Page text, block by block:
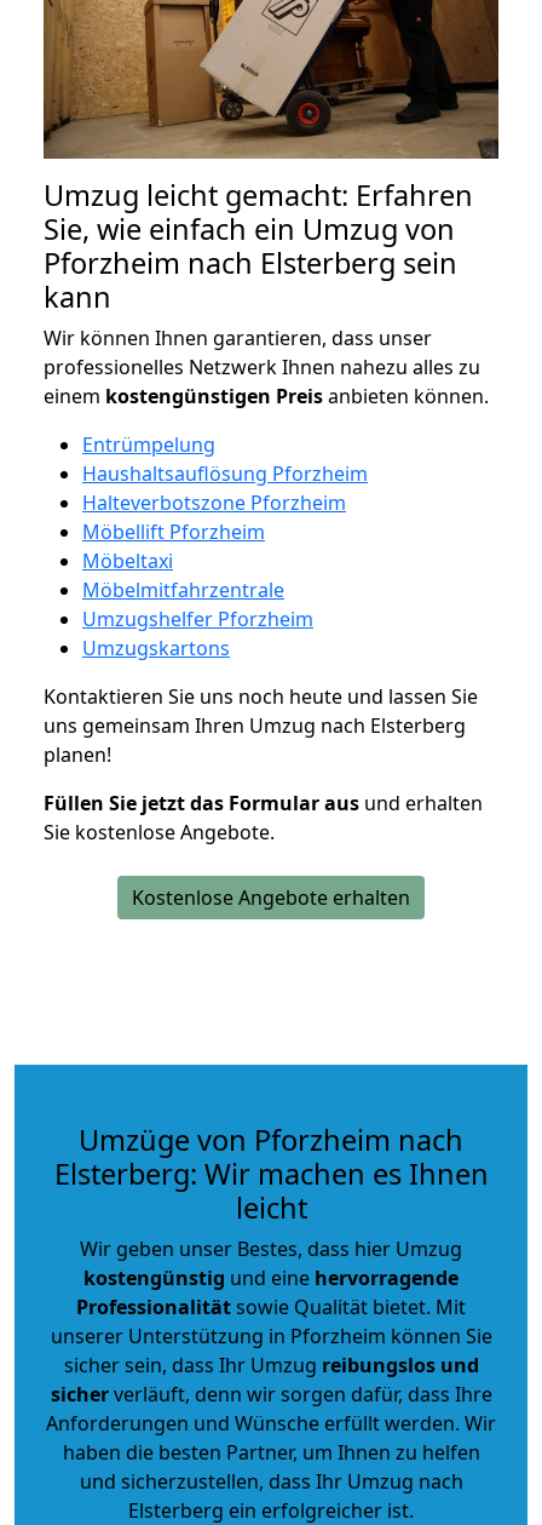
Umzug leicht gemacht: Erfahren
Sie, wie einfach ein Umzug von
Pforzheim nach Elsterberg sein
kann
Wir können Ihnen garantieren, dass unser
professionelles Netzwerk Ihnen nahezu alles zu
einem kostengünstigen Preisanbieten können.
Entrümpelung
Haushaltsauflösung Pforzheim
Halteverbotszone Pforzheim
Möbellift Pforzheim
Möbeltaxi
Möbelmitfahrzentrale
Umzugshelfer Pforzheim
Umzugskartons
Kontaktieren Sie uns noch heute und lassen Sie
uns gemeinsam Ihren Umzug nach Elsterberg
planen!
Füllen Sie jetzt das Formular aus und erhalten
Sie kostenlose Angebote.
Kostenlose Angebote erhalten
Umzüge von Pforzheim nach
Elsterberg: Wir machen es Ihnen
leicht
Wir geben unser Bestes, dass hier Umzug
kostengünstig und eine hervorragende
Professionalitätsowie Qualität bietet. Mit
unserer Unterstützung in Pforzheim können Sie
sicher sein, dass Ihr Umzug reibungslos und
sicherverläuft, denn wir sorgen dafür, dass Ihre
Anforderungen und Wünsche erfüllt werden. Wir
haben die besten Partner, um Ihnen zu helfen
und sicherzustellen, dass Ihr Umzug nach
Elsterberg ein erfolgreicher ist.